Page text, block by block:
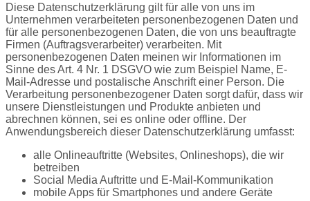
Diese Datenschutzerklärung gilt für alle von uns im
Unternehmen verarbeiteten personenbezogenen Daten und
für alle personenbezogenen Daten, die von uns beauftragte
Firmen (Auftragsverarbeiter) verarbeiten. Mit
personenbezogenen Daten meinen wir Informationen im
Sinne des Art. 4 Nr. 1 DSGVO wie zum Beispiel Name, E-
Mail-Adresse und postalische Anschrift einer Person. Die
Verarbeitung personenbezogener Daten sorgt dafür, dass wir
unsere Dienstleistungen und Produkte anbieten und
abrechnen können, sei es online oder offline. Der
Anwendungsbereich dieser Datenschutzerklärung umfasst:
alle Onlineauftritte (Websites, Onlineshops), die wir
betreiben
Social Media Auftritte und E-Mail-Kommunikation
mobile Apps für Smartphones und andere Geräte